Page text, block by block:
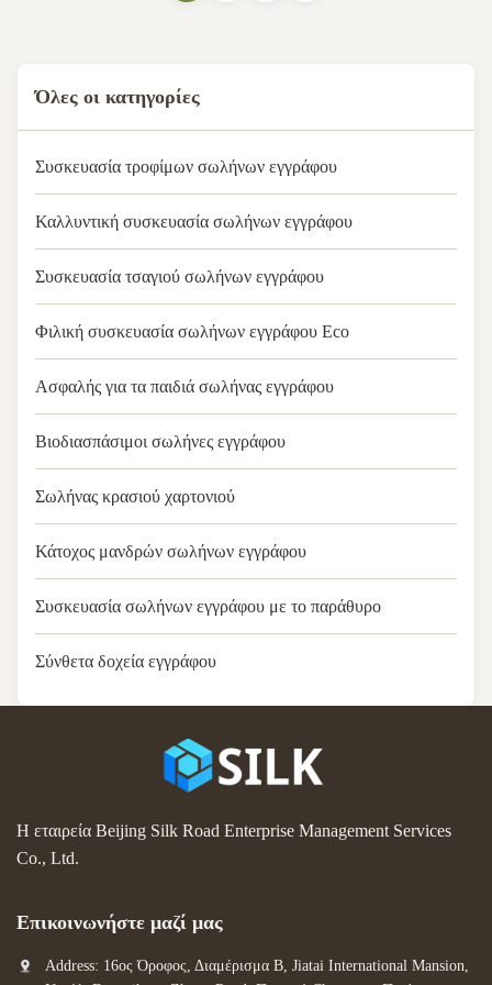
Όλες οι κατηγορίες
Συσκευασία τροφίμων σωλήνων εγγράφου
Καλλυντική συσκευασία σωλήνων εγγράφου
Συσκευασία τσαγιού σωλήνων εγγράφου
Φιλική συσκευασία σωλήνων εγγράφου Eco
Ασφαλής για τα παιδιά σωλήνας εγγράφου
Βιοδιασπάσιμοι σωλήνες εγγράφου
Σωλήνας κρασιού χαρτονιού
Κάτοχος μανδρών σωλήνων εγγράφου
Συσκευασία σωλήνων εγγράφου με το παράθυρο
Σύνθετα δοχεία εγγράφου
Η εταιρεία Beijing Silk Road Enterprise Management Services
Co., Ltd.
Επικοινωνήστε μαζί μας
Address: 16ος Όροφος, Διαμέρισμα Β, Jiatai International Mansion,